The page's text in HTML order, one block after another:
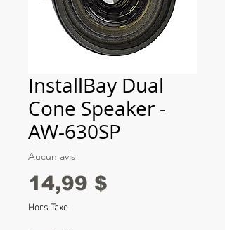
InstallBay Dual
Cone Speaker -
AW-630SP
Aucun avis
14,99 $
Hors Taxe